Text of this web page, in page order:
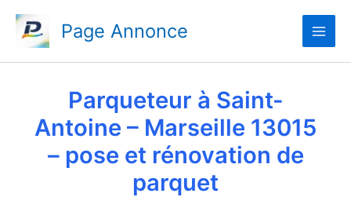
contenu
Page Annonce
Parqueteur à Saint-
Antoine – Marseille 13015
– pose et rénovation de
parquet